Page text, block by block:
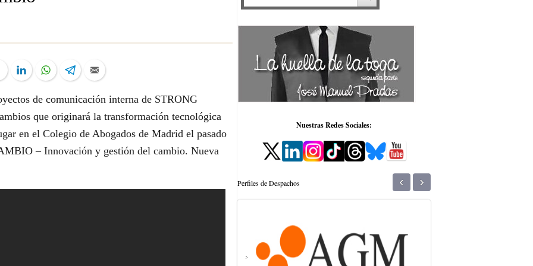
FacebookLinkedInWhatsAppTelegramEmail
de comunicación interna de STRONG
que originará la transformación tecnológica
en el Colegio de Abogados de Madrid el pasado
– Innovación y gestión del cambio. Nueva
Nuestras Redes Sociales:
Perfiles de Despachos ‹ ›